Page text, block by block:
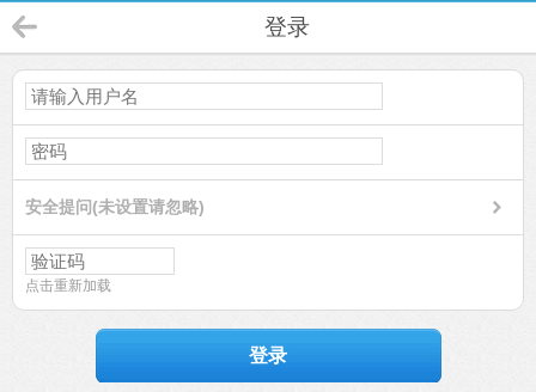
登录
安全提问(未设置请忽略)
点击重新加载
登录